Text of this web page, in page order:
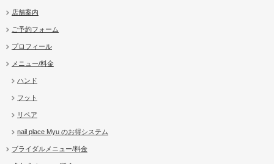
店舗案内
ご予約フォーム
プロフィール
メニュー/料金
ハンド
フット
リペア
nail place Myu のお得システム
ブライダルメニュー/料金